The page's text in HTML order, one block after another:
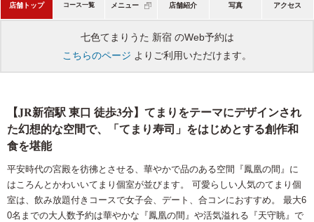
店舗トップ コース一覧 メニュー 店舗紹介 写真 アクセス
七色てまりうた 新宿 のWeb予約は
こちらのページ よりご利用いただけます。
【JR新宿駅 東口 徒歩3分】てまりをテーマにデザインされ
た幻想的な空間で、「てまり寿司」をはじめとする創作和
食を堪能
平安時代の宮殿を彷彿とさせる、華やかで品のある空間『鳳凰の間』に
はころんとかわいいてまり個室が並びます。 可愛らしい人気のてまり個
室は、飲み放題付きコースで女子会、デート、合コンにおすすめ。 最大6
0名までの大人数予約は華やかな『鳳凰の間』や活気溢れる『天守眺』で